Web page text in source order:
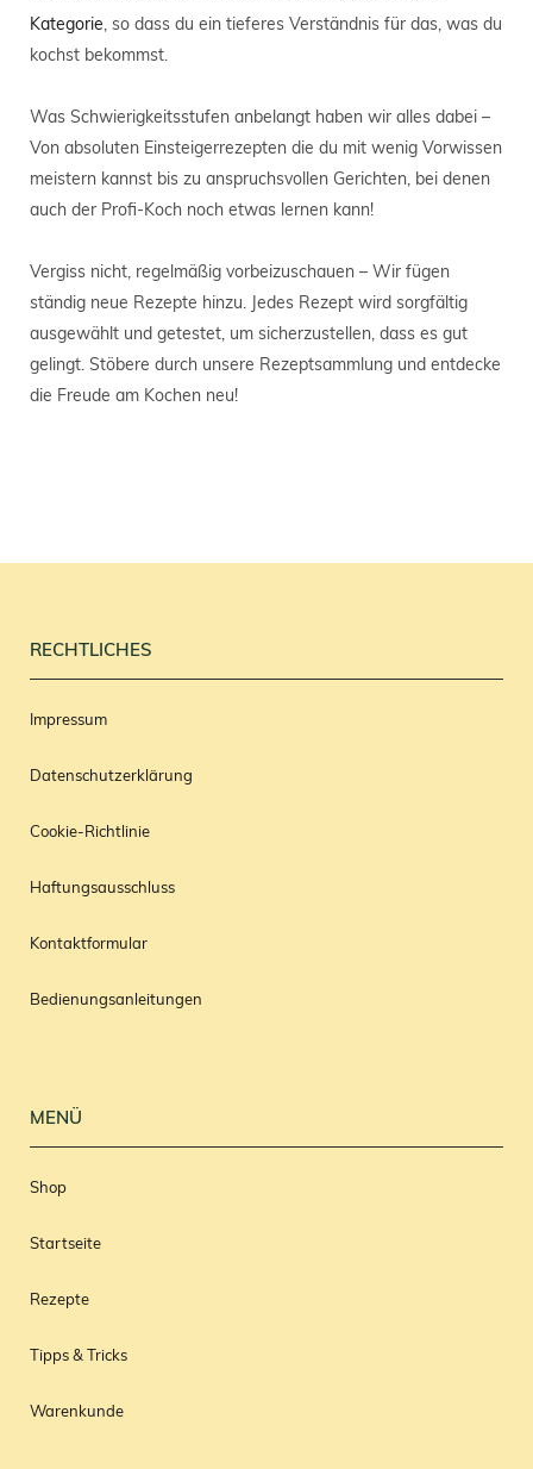
Kategorie, so dass du ein tieferes Verständnis für das, was du
kochst bekommst.
Was Schwierigkeitsstufen anbelangt haben wir alles dabei –
Von absoluten Einsteigerrezepten die du mit wenig Vorwissen
meistern kannst bis zu anspruchsvollen Gerichten, bei denen
auch der Profi-Koch noch etwas lernen kann!
Vergiss nicht, regelmäßig vorbeizuschauen – Wir fügen
ständig neue Rezepte hinzu. Jedes Rezept wird sorgfältig
ausgewählt und getestet, um sicherzustellen, dass es gut
gelingt. Stöbere durch unsere Rezeptsammlung und entdecke
die Freude am Kochen neu!
RECHTLICHES
Impressum
Datenschutzerklärung
Cookie-Richtlinie
Haftungsausschluss
Kontaktformular
Bedienungsanleitungen
MENÜ
Shop
Startseite
Rezepte
Tipps & Tricks
Warenkunde